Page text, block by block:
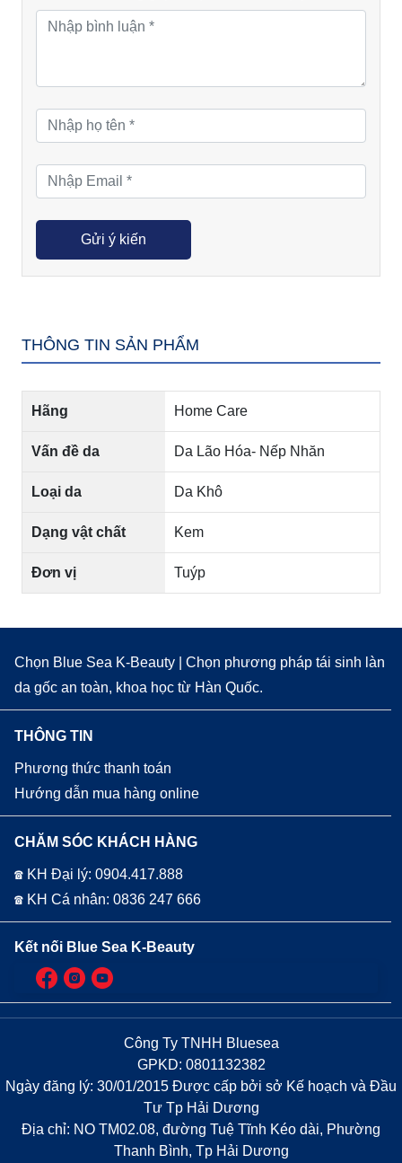
THÔNG TIN SẢN PHẨM
Hãng Home Care
Vấn đề da Da Lão Hóa- Nếp Nhăn
Loại da Da Khô
Dạng vật chất Kem
Đơn vị Tuýp
Chọn Blue Sea K-Beauty | Chọn phương pháp tái sinh làn
da gốc an toàn, khoa học từ Hàn Quốc.
THÔNG TIN
Phương thức thanh toán
Hướng dẫn mua hàng online
CHĂM SÓC KHÁCH HÀNG
☎ KH Đại lý: 0904.417.888
☎ KH Cá nhân: 0836 247 666
Kết nối Blue Sea K-Beauty
Công Ty TNHH Bluesea
GPKD: 0801132382
Ngày đăng lý: 30/01/2015 Được cấp bởi sở Kế hoạch và Đầu
Tư Tp Hải Dương
Địa chỉ: NO TM02.08, đường Tuệ Tĩnh Kéo dài, Phường
Thanh Bình, Tp Hải Dương